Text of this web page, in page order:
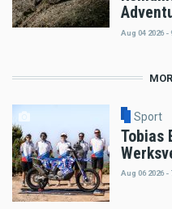
Aug 04 2026 -
Sport
Tobias
Aug 06 2026 -